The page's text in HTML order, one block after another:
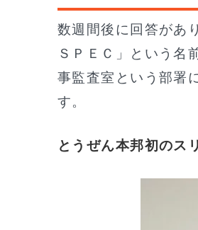
数週間後に回答があ
ＳＰＥＣ」という名
事監査室という部署
す。
とうぜん本邦初のス